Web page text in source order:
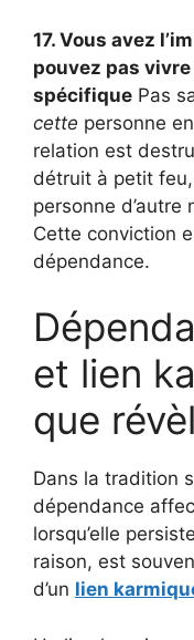
17. Vous avez
pouvez pas
spécifique Pas
cette personne
relation est
détruit à petit
personne
Cette conviction
dépendance.
et lien
que
Dans la tradition
dépendance
lorsqu’elle
raison, est
d’un lien